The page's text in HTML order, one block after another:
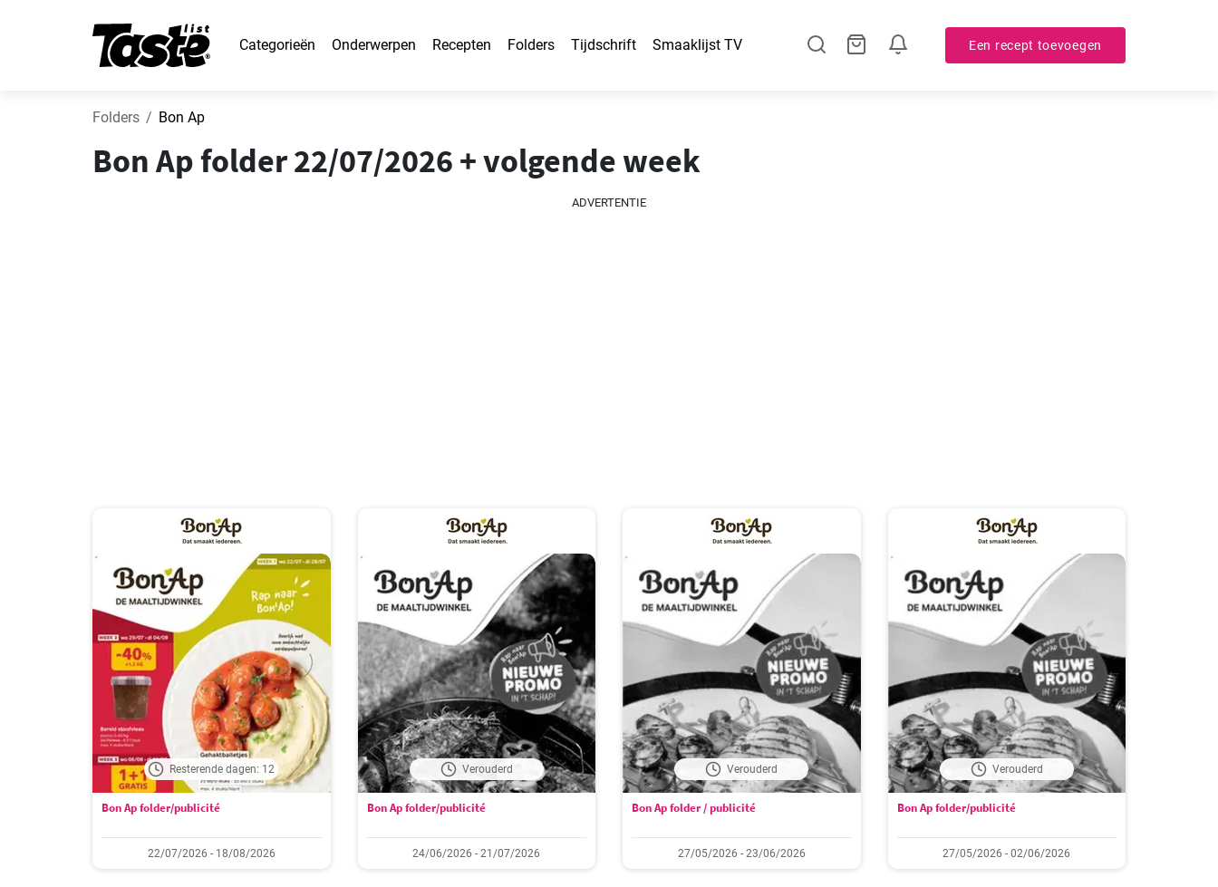
Categorieën Onderwerpen Recepten Folders Tijdschrift Smaaklijst TV Een recept toevoegen
Folders Bon Ap
Bon Ap folder 22/07/2026 + volgende week
ADVERTENTIE
Resterende dagen: 12
Bon Ap folder/publicité
22/07/2026 - 18/08/2026
Verouderd
Bon Ap folder/publicité
24/06/2026 - 21/07/2026
Verouderd
Bon Ap folder / publicité
27/05/2026 - 23/06/2026
Verouderd
Bon Ap folder/publicité
27/05/2026 - 02/06/2026